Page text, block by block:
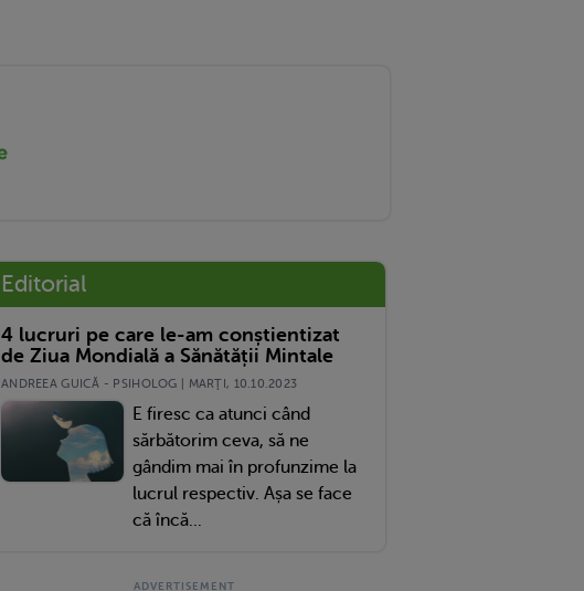
Editorial
4 lucruri pe care le-am conștientizat
de Ziua Mondială a Sănătății Mintale
ANDREEA GUICĂ - PSIHOLOG | MARŢI, 10.10.2023
E firesc ca atunci când
sărbătorim ceva, să ne
gândim mai în profunzime la
lucrul respectiv. Așa se face
că încă...